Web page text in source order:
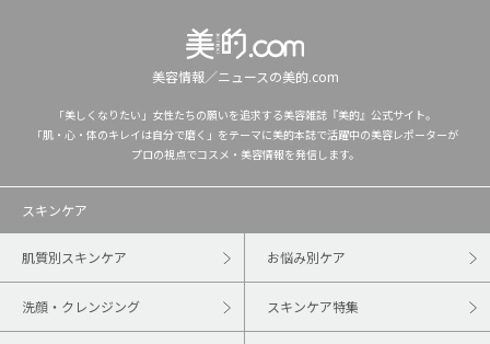
美容情報／ニュースの美的.com
「美しくなりたい」女性たちの願いを追求する美容雑誌『美的』公式サイト。
「肌・心・体のキレイは自分で磨く」をテーマに美的本誌で活躍中の美容レポーターが
プロの視点でコスメ・美容情報を発信します。
スキンケア
肌質別スキンケア お悩み別ケア
洗顔・クレンジング スキンケア特集